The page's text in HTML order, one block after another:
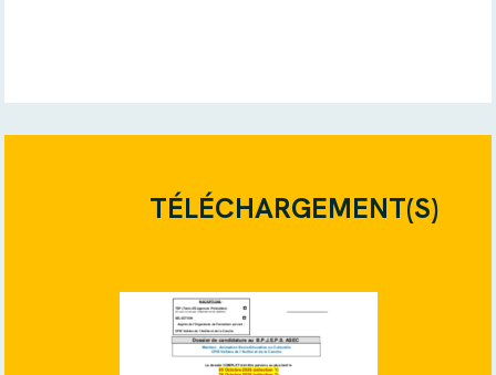
TÉLÉCHARGEMENT(S)